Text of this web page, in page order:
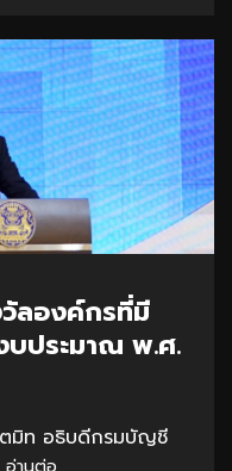
ลองค์กรที่มี
บประมาณ พ.ศ.
มิท อธิบดีกรมบัญชี